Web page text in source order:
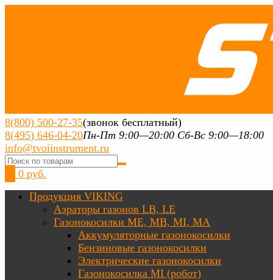
8(800) 500-27-35(звонок бесплатный)
8(495) 646-04-20Пн-Пт 9:00—20:00 Сб-Вс 9:00—18:00
info@tvoiinstrument.ru
0 руб.
Продукция VIKING
Аэраторы газонов LB, LE
Газонокосилки ME, MB, MI, MA
Аккумуляторные газонокосилки
Бензиновые газонокосилки
Электрические газонокосилки
Газонокосилка MI (робот)